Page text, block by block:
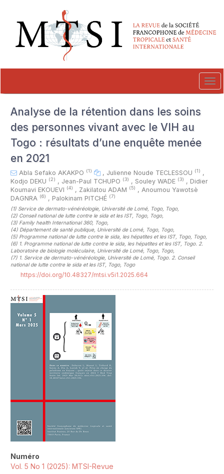
##plugins.themes.novelty.accessible_menu.main_navigation##
##plugins.themes.novelty.accessible_menu.main_content##
##plugins.themes.novelty.accessible_menu.sidebar##
Analyse de la rétention dans les soins
des personnes vivant avec le VIH au
Togo : résultats d’une enquête menée
en 2021
Abla Sefako AKAKPO (1) , Julienne Noude TECLESSOU (1) ,
Kodjo DEKU (2) , Jean-Paul TCHUPO (3) , Souley WADE (3) , Didier
Koumavi EKOUEVI (4) , Zakilatou ADAM (5) , Anoumou Yawotsè
DAGNRA (6) , Palokinam PITCHÉ (7)
(1) Service de dermato-vénéréologie, Université de Lomé, Togo, Togo,
(2) Conseil national de lutte contre le sida et les IST, Togo, Togo,
(3) Family health International 360, Togo,
(4) Département de santé publique, Université de Lomé, Togo, Togo,
(5) Programme national de lutte contre le sida, les hépatites et les IST, Togo, Togo,
(6) 1. Programme national de lutte contre le sida, les hépatites et les IST, Togo. 2.
Laboratoire de biologie moléculaire, Université de Lomé, Togo, Togo,
(7) 1. Service de dermato-vénéréologie, Université de Lomé, Togo. 2. Conseil
national de lutte contre le sida et les IST, Togo, Togo
https://doi.org/10.48327/mtsi.v5i1.2025.664
Numéro
Vol. 5 No 1 (2025): MTSI-Revue